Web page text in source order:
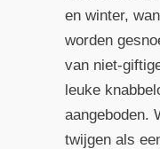
en winter,
worden
van niet-
leuke
aangeboden.
twijgen als